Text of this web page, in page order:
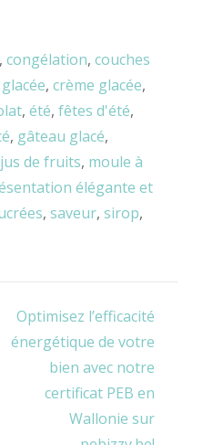
, congélation, couches
, crème glacée,
, été, fêtes d'été,
, gâteau glacé,
jus de fruits, moule à
élégante et
, saveur, sirop,
Optimisez l’efficacité
énergétique de votre
bien avec notre
certificat PEB en
Wallonie sur